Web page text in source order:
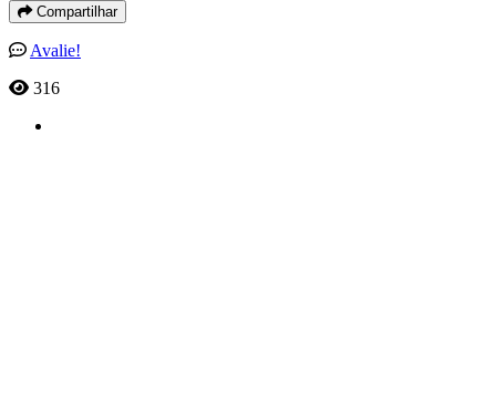
Compartilhar
Avalie!
316